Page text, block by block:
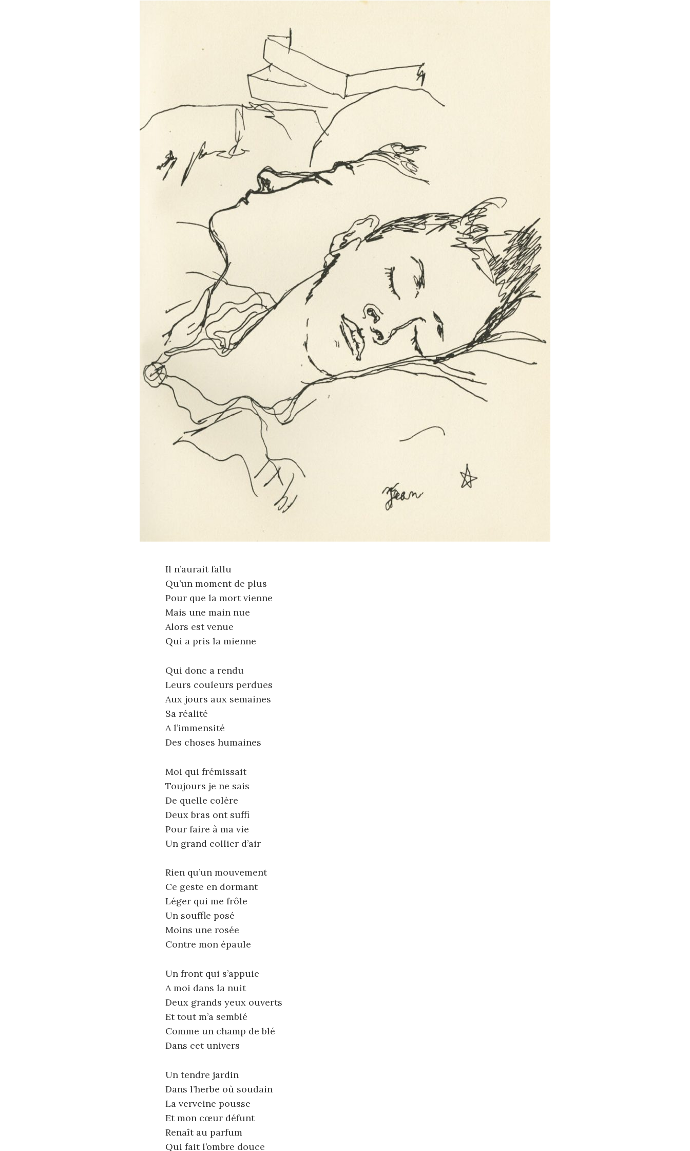
Il n’aurait fallu
Qu’un moment de plus
Pour que la mort vienne
Mais une main nue
Alors est venue
Qui a pris la mienne
Qui donc a rendu
Leurs couleurs perdues
Aux jours aux semaines
Sa réalité
A l’immensité
Des choses humaines
Moi qui frémissait
Toujours je ne sais
De quelle colère
Deux bras ont suffi
Pour faire à ma vie
Un grand collier d’air
Rien qu’un mouvement
Ce geste en dormant
Léger qui me frôle
Un souffle posé
Moins une rosée
Contre mon épaule
Un front qui s’appuie
A moi dans la nuit
Deux grands yeux ouverts
Et tout m’a semblé
Comme un champ de blé
Dans cet univers
Un tendre jardin
Dans l’herbe où soudain
La verveine pousse
Et mon cœur défunt
Renaît au parfum
Qui fait l’ombre douce